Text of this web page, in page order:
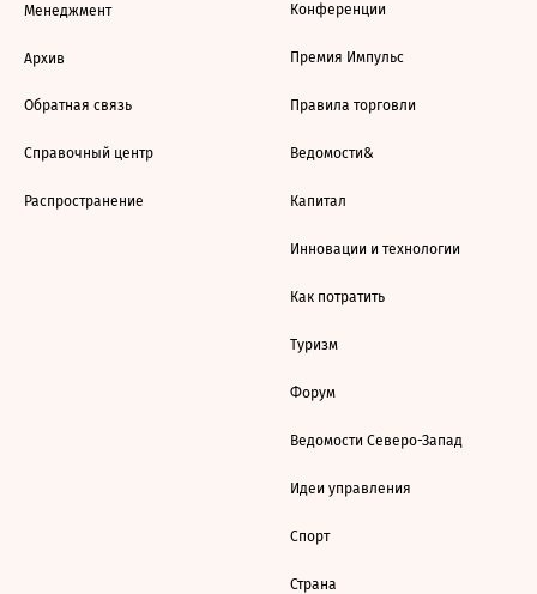
Менеджмент
Архив
Обратная связь
Справочный центр
Распространение
Конференции
Премия Импульс
Правила торговли
Ведомости&
Капитал
Инновации и технологии
Как потратить
Туризм
Форум
Ведомости Северо-Запад
Идеи управления
Спорт
Страна